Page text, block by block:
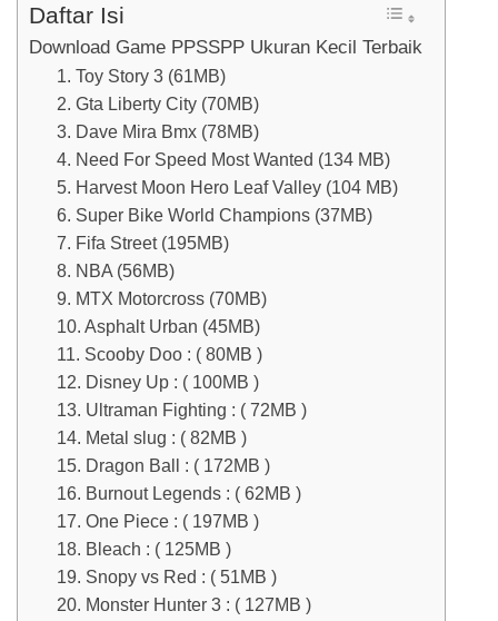
Daftar Isi
Download Game PPSSPP Ukuran Kecil Terbaik
1. Toy Story 3 (61MB)
2. Gta Liberty City (70MB)
3. Dave Mira Bmx (78MB)
4. Need For Speed Most Wanted (134 MB)
5. Harvest Moon Hero Leaf Valley (104 MB)
6. Super Bike World Champions (37MB)
7. Fifa Street (195MB)
8. NBA (56MB)
9. MTX Motorcross (70MB)
10. Asphalt Urban (45MB)
11. Scooby Doo : ( 80MB )
12. Disney Up : ( 100MB )
13. Ultraman Fighting : ( 72MB )
14. Metal slug : ( 82MB )
15. Dragon Ball : ( 172MB )
16. Burnout Legends : ( 62MB )
17. One Piece : ( 197MB )
18. Bleach : ( 125MB )
19. Snopy vs Red : ( 51MB )
20. Monster Hunter 3 : ( 127MB )